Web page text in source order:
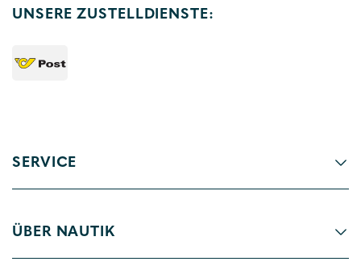
UNSERE ZUSTELLDIENSTE:
SERVICE
ÜBER NAUTIK